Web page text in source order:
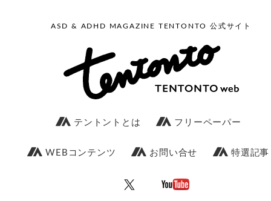
ASD & ADHD MAGAZINE TENTONTO 公式サイト
テントントとは フリーペーパー
WEBコンテンツ お問い合せ 特選記事